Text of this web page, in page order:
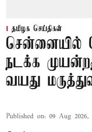
தமிழக செய்திகள்
சென்னையில்
நடக்க
வயது
Published on: 09 Aug 2026,